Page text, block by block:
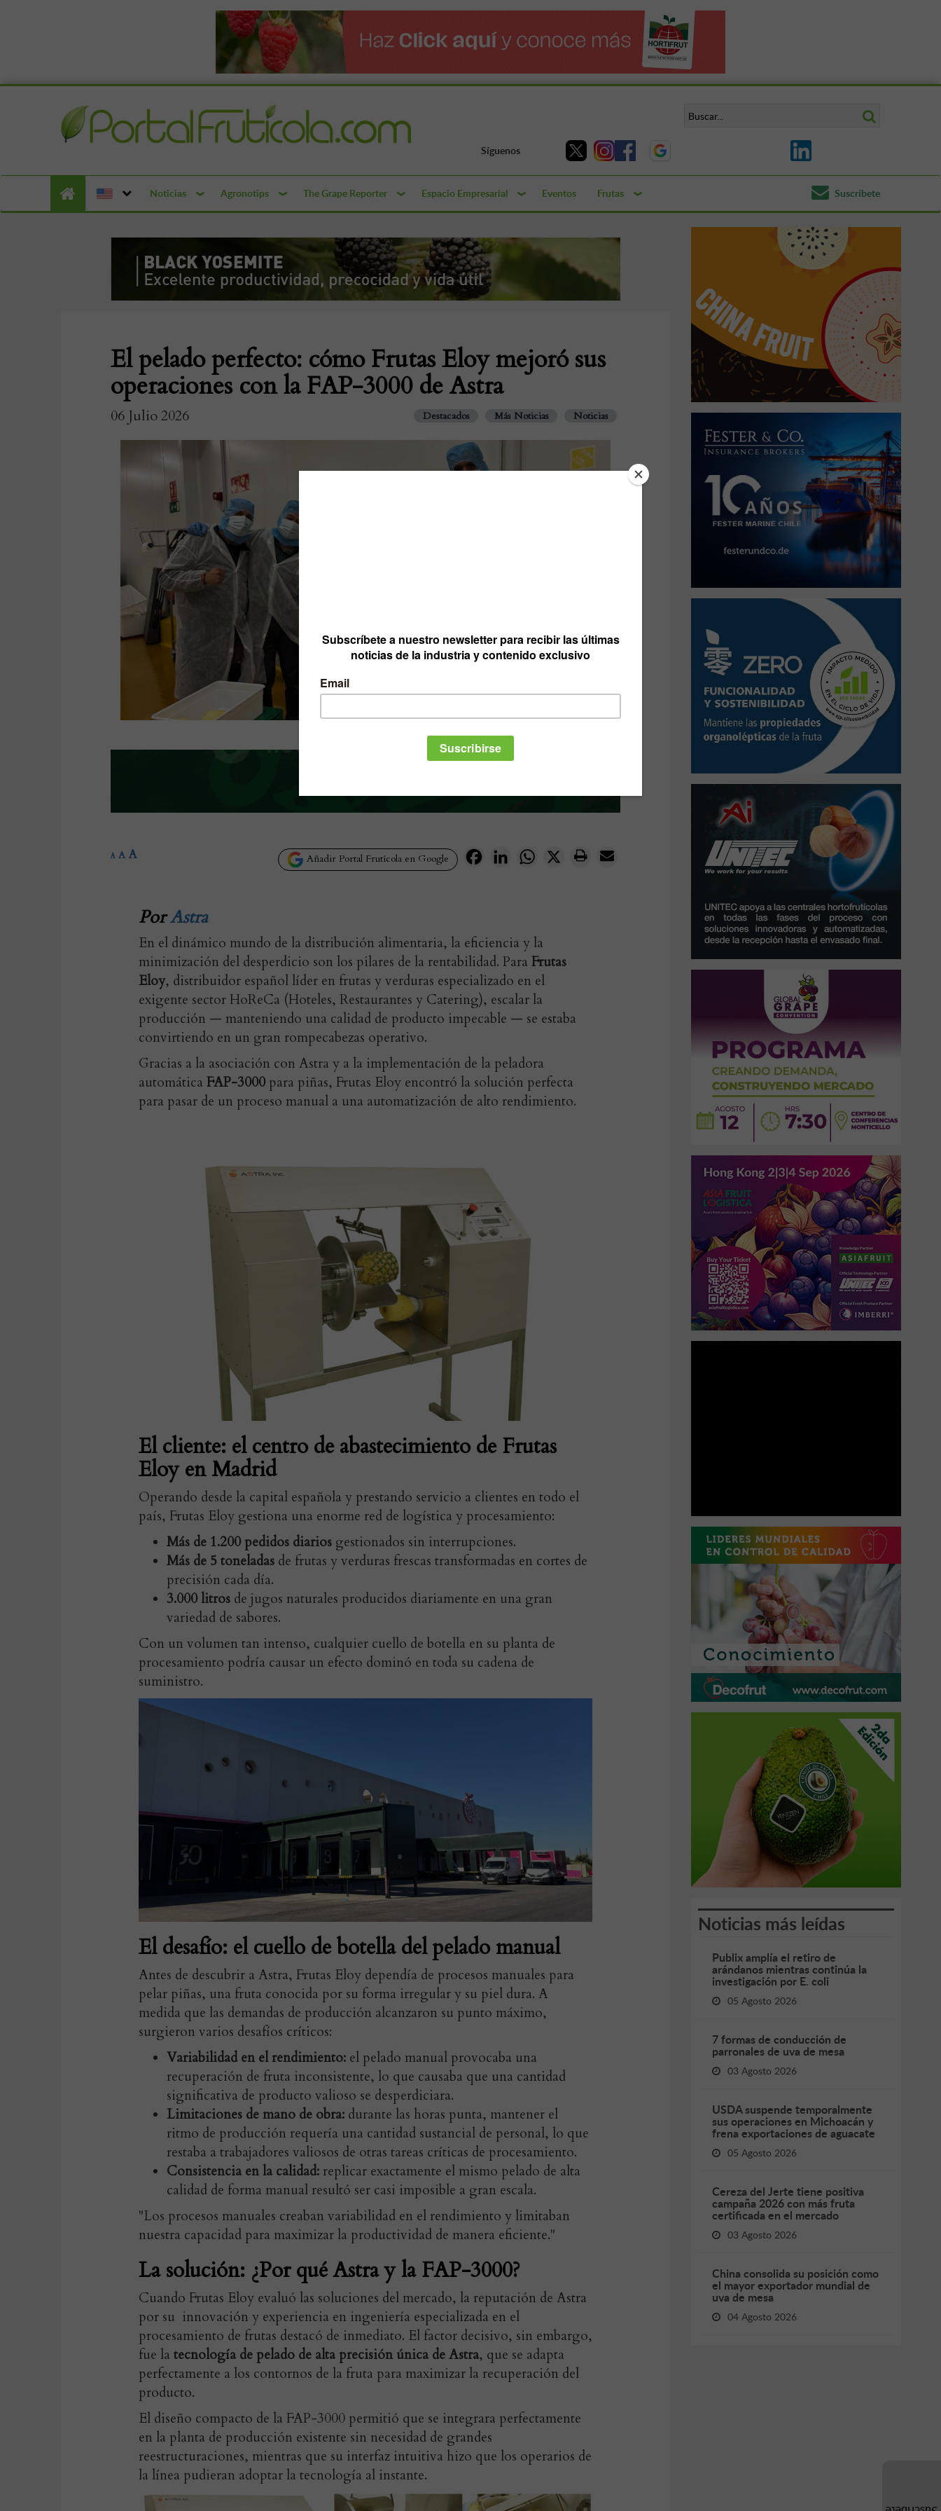
Síguenos
Noticias Agronotips The Grape Reporter Espacio Empresarial Eventos Frutas Suscríbete
El pelado perfecto: cómo Frutas Eloy mejoró sus
operaciones con la FAP-3000 de Astra
06 Julio 2026 Destacados Más Noticias Noticias
Añadir Portal Frutícola en Google FacebookLinkedInWhatsApp
X
A A A
PorAstra
En el dinámico mundo de la distribución alimentaria, la eficiencia y la
minimización del desperdicio son los pilares de la rentabilidad. Para Frutas
Eloy, distribuidor español líder en frutas y verduras especializado en el
exigente sector HoReCa (Hoteles, Restaurantes y Catering), escalar la
producción — manteniendo una calidad de producto impecable — se estaba
convirtiendo en un gran rompecabezas operativo.
Gracias a la asociación con Astra y a la implementación de la peladora
automática FAP-3000para piñas, Frutas Eloy encontró la solución perfecta
para pasar de un proceso manual a una automatización de alto rendimiento.
El cliente: el centro de abastecimiento de Frutas
Eloy en Madrid
Operando desde la capital española y prestando servicio a clientes en todo el
país, Frutas Eloy gestiona una enorme red de logística y procesamiento:
Más de 1.200 pedidos diarios gestionados sin interrupciones.
Más de 5 toneladas de frutas y verduras frescas transformadas en cortes de
precisión cada día.
3.000 litros de jugos naturales producidos diariamente en una gran
variedad de sabores.
Con un volumen tan intenso, cualquier cuello de botella en su planta de
procesamiento podría causar un efecto dominó en toda su cadena de
suministro.
El desafío: el cuello de botella del pelado manual
Antes de descubrir a Astra, Frutas Eloy dependía de procesos manuales para
pelar piñas, una fruta conocida por su forma irregular y su piel dura. A
medida que las demandas de producción alcanzaron su punto máximo,
surgieron varios desafíos críticos:
Variabilidad en el rendimiento: el pelado manual provocaba una
recuperación de fruta inconsistente, lo que causaba que una cantidad
significativa de producto valioso se desperdiciara.
Limitaciones de mano de obra: durante las horas punta, mantener el
ritmo de producción requería una cantidad sustancial de personal, lo que
restaba a trabajadores valiosos de otras tareas críticas de procesamiento.
Consistencia en la calidad: replicar exactamente el mismo pelado de alta
calidad de forma manual resultó ser casi imposible a gran escala.
"Los procesos manuales creaban variabilidad en el rendimiento y limitaban
nuestra capacidad para maximizar la productividad de manera eficiente."
La solución: ¿Por qué Astra y la FAP-3000?
Cuando Frutas Eloy evaluó las soluciones del mercado, la reputación de Astra
por su innovación y experiencia en ingeniería especializada en el
procesamiento de frutas destacó de inmediato. El factor decisivo, sin embargo,
fue la tecnología de pelado de alta precisión única de Astra, que se adapta
perfectamente a los contornos de la fruta para maximizar la recuperación del
producto.
El diseño compacto de la FAP-3000 permitió que se integrara perfectamente
en la planta de producción existente sin necesidad de grandes
reestructuraciones, mientras que su interfaz intuitiva hizo que los operarios de
la línea pudieran adoptar la tecnología al instante.
Noticias más leídas
Publix amplía el retiro de
arándanos mientras continúa la
investigación por E. coli
05 Agosto 2026
7 formas de conducción de
parronales de uva de mesa
03 Agosto 2026
USDA suspende temporalmente
sus operaciones en Michoacán y
frena exportaciones de aguacate
05 Agosto 2026
Cereza del Jerte tiene positiva
campaña 2026 con más fruta
certificada en el mercado
03 Agosto 2026
China consolida su posición como
el mayor exportador mundial de
uva de mesa
04 Agosto 2026